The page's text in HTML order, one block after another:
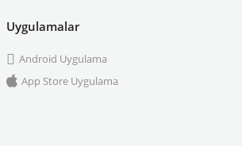
Uygulamalar
Android Uygulama
App Store Uygulama